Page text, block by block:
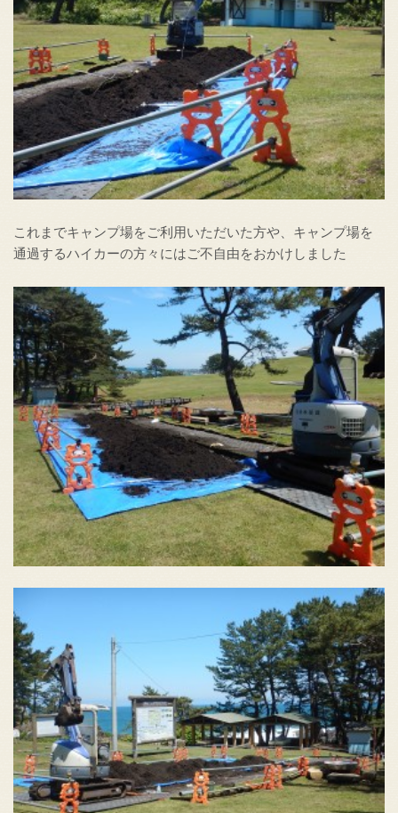
これまでキャンプ場をご利用いただいた方や、キャンプ場を
通過するハイカーの方々にはご不自由をおかけしました